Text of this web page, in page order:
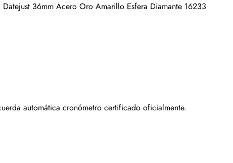
36mm Acero Oro Amarillo Esfera Diamante 16233
automática cronómetro certificado oficialmente.
Correo